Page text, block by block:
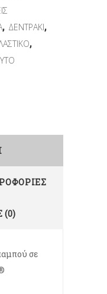
, ΔΕΝΤΡΑΚΙ,
,
(0)
σε